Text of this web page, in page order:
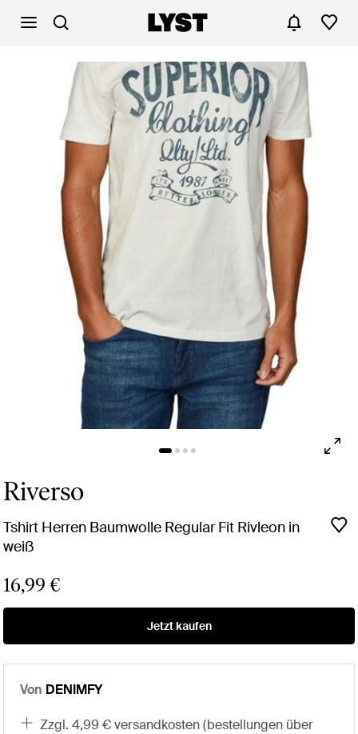
Riverso
Tshirt Herren Baumwolle Regular Fit Rivleon in
weiß
16,99 €
Jetzt kaufen
Von DENIMFY
zzgl. 4,99 € versandkosten (bestellungen über